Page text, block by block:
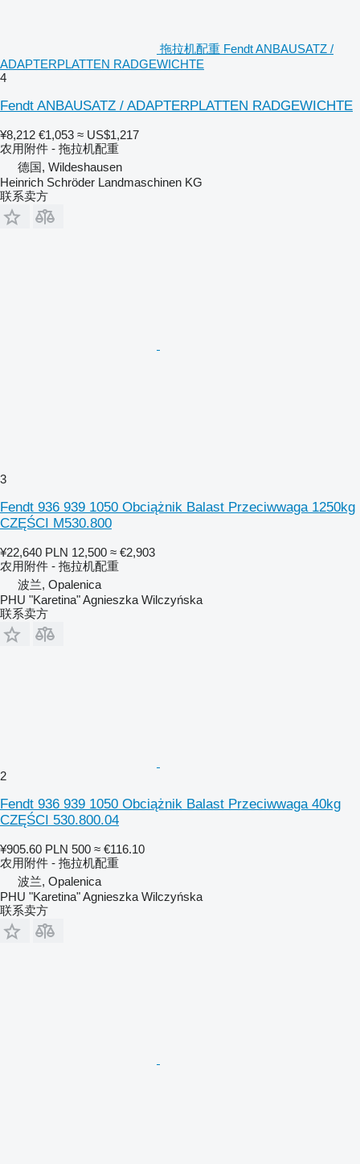
拖拉机配重 Fendt ANBAUSATZ /
ADAPTERPLATTEN RADGEWICHTE
4
Fendt ANBAUSATZ / ADAPTERPLATTEN RADGEWICHTE
¥8,212 €1,053 ≈ US$1,217
农用附件 - 拖拉机配重
德国, Wildeshausen
Heinrich Schröder Landmaschinen KG
联系卖方
3
Fendt 936 939 1050 Obciążnik Balast Przeciwwaga 1250kg
CZĘŚCI M530.800
¥22,640 PLN 12,500 ≈ €2,903
农用附件 - 拖拉机配重
波兰, Opalenica
PHU "Karetina" Agnieszka Wilczyńska
联系卖方
2
Fendt 936 939 1050 Obciążnik Balast Przeciwwaga 40kg
CZĘŚCI 530.800.04
¥905.60 PLN 500 ≈ €116.10
农用附件 - 拖拉机配重
波兰, Opalenica
PHU "Karetina" Agnieszka Wilczyńska
联系卖方